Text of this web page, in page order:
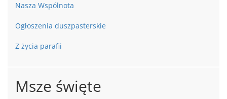
Nasza Wspólnota
Ogłoszenia duszpasterskie
Z życia parafii
Msze święte